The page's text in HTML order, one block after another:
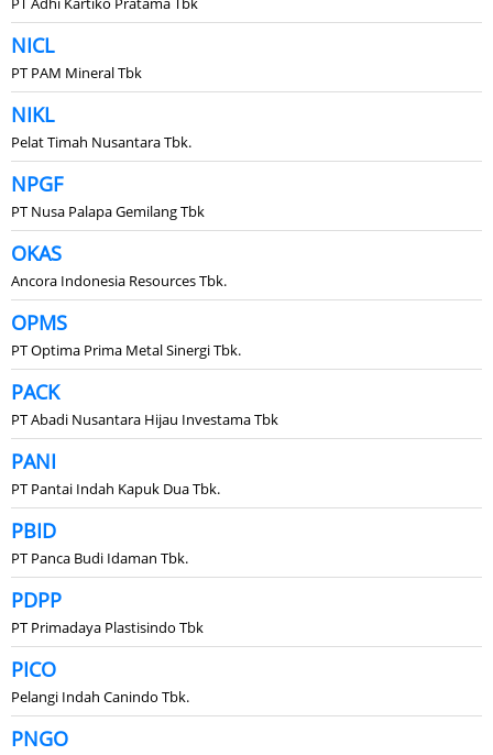
NICL
PT PAM Mineral Tbk
NIKL
Pelat Timah Nusantara Tbk.
NPGF
PT Nusa Palapa Gemilang Tbk
OKAS
Ancora Indonesia Resources Tbk.
OPMS
PT Optima Prima Metal Sinergi Tbk.
PACK
PT Abadi Nusantara Hijau Investama Tbk
PANI
PT Pantai Indah Kapuk Dua Tbk.
PBID
PT Panca Budi Idaman Tbk.
PDPP
PT Primadaya Plastisindo Tbk
PICO
Pelangi Indah Canindo Tbk.
PNGO